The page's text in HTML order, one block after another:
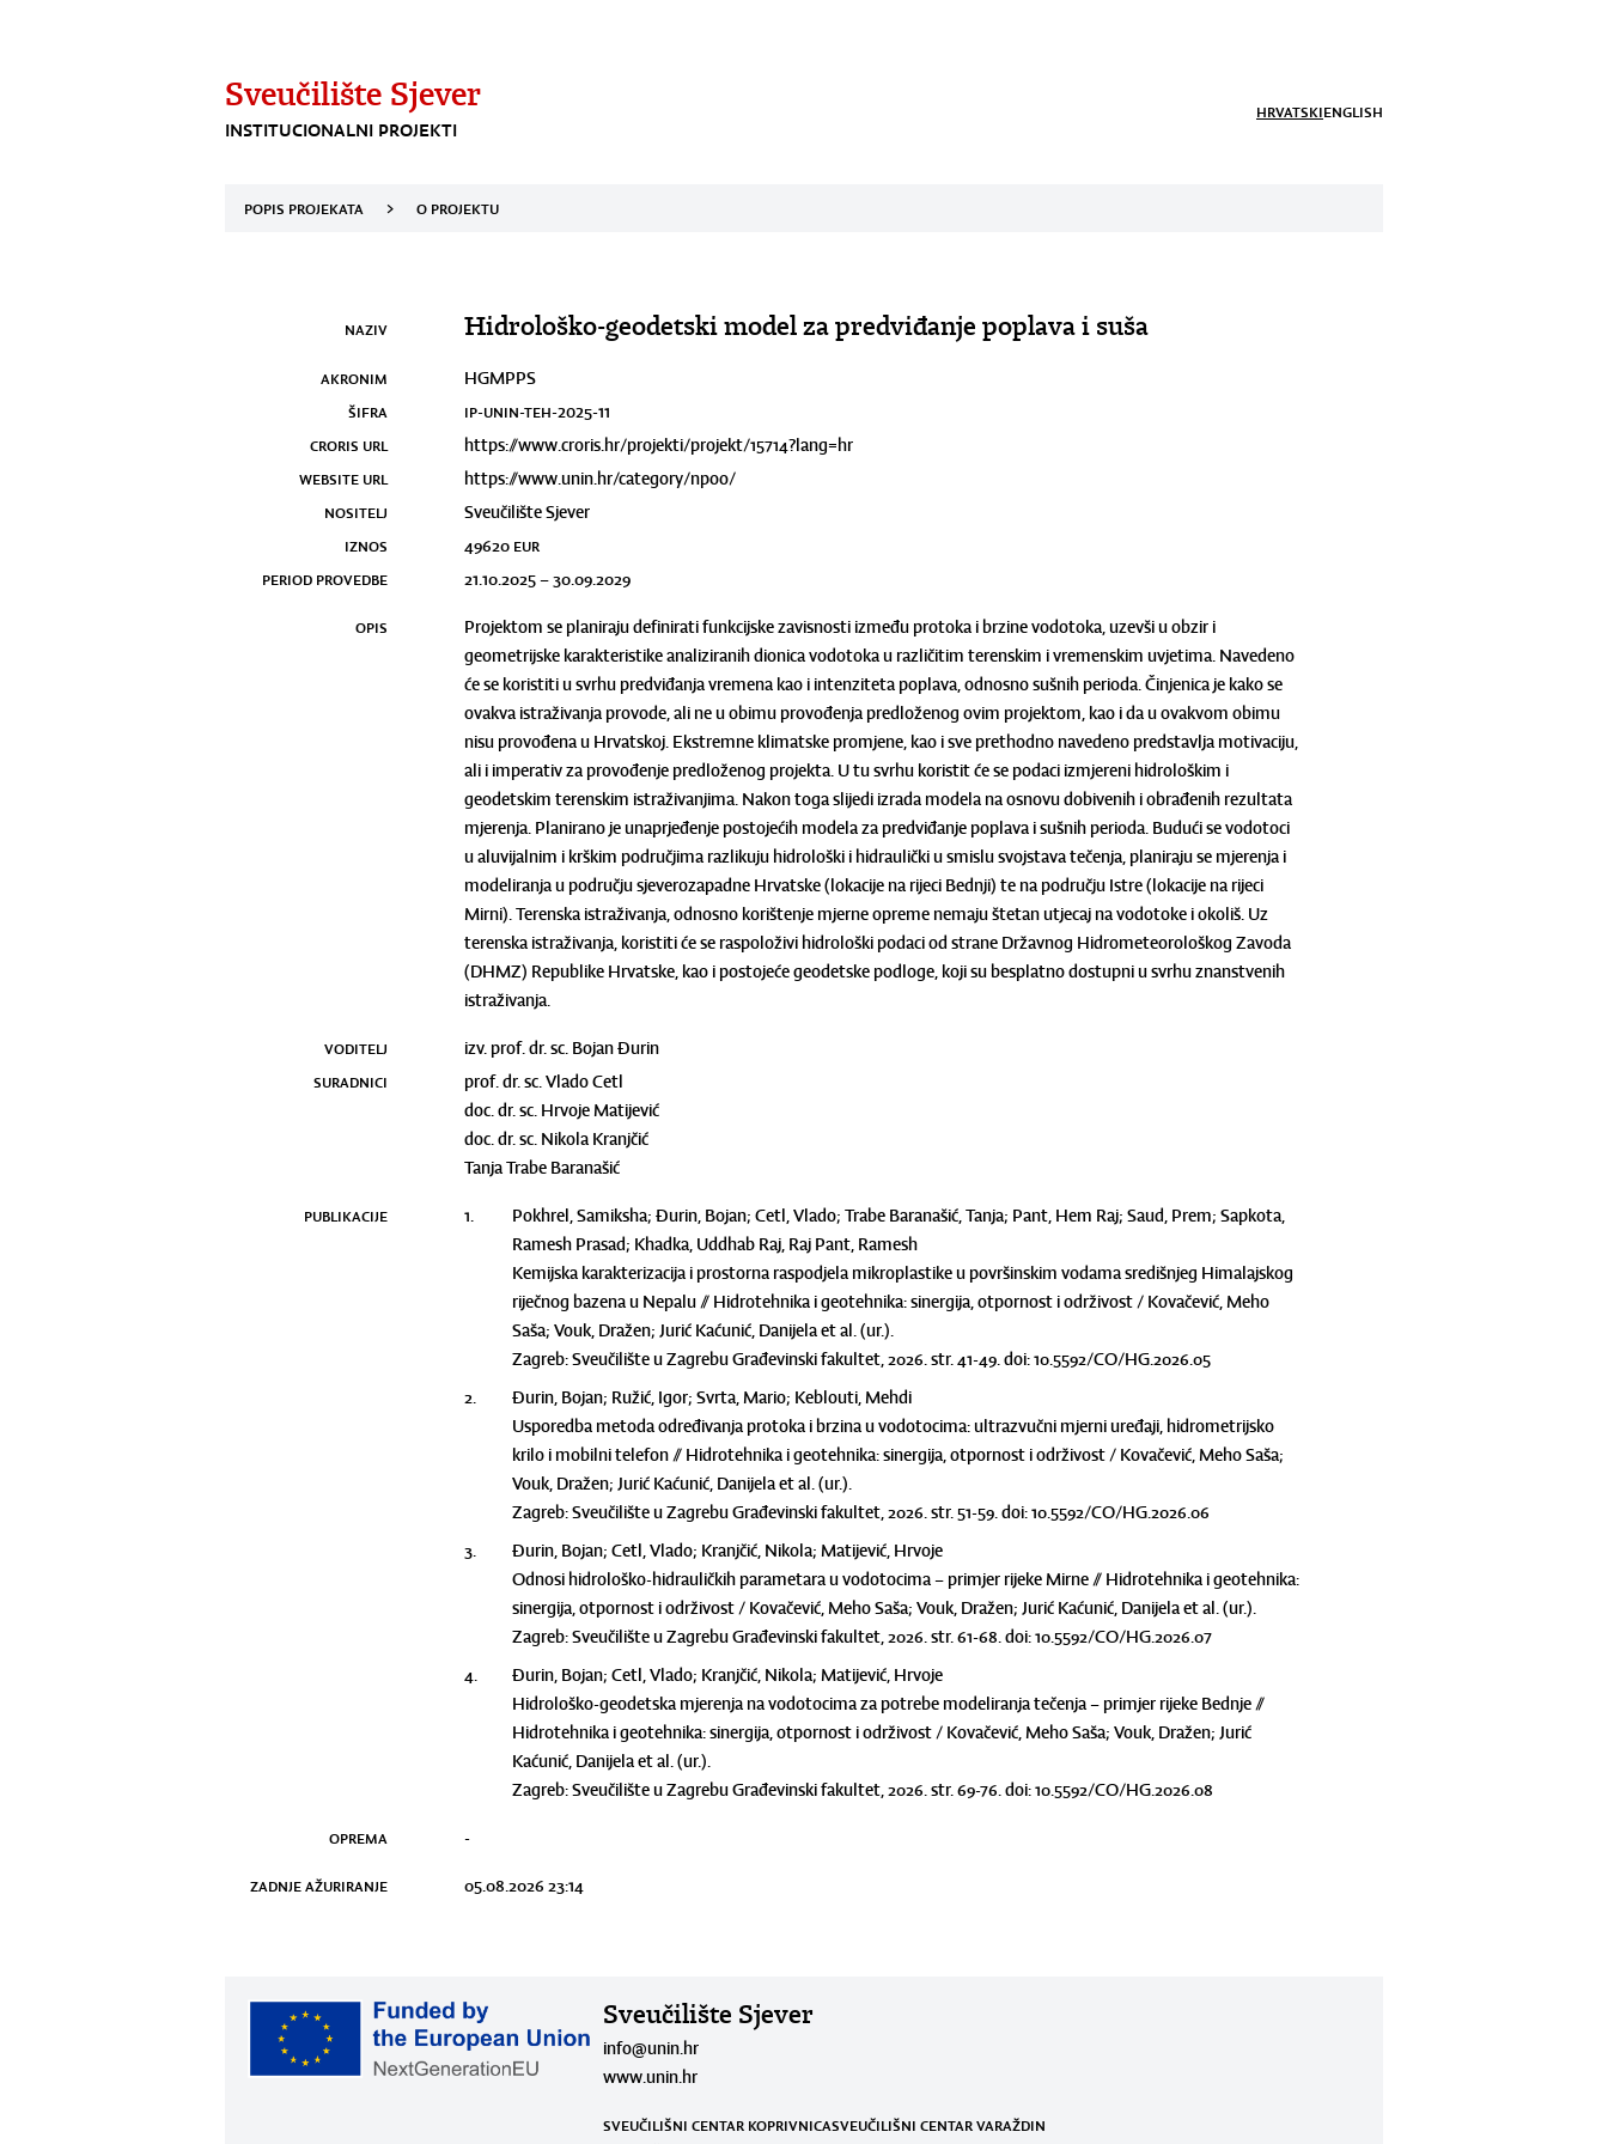
Sveučilište Sjever
INSTITUCIONALNI PROJEKTI
HRVATSKIENGLISH
POPIS PROJEKATA > O PROJEKTU
NAZIV Hidrološko-geodetski model za predviđanje poplava i suša
AKRONIM
HGMPPS
ŠIFRA
IP-UNIN-TEH-2025-11
CRORIS URL
https://www.croris.hr/projekti/projekt/15714?lang=hr
WEBSITE URL
https://www.unin.hr/category/npoo/
NOSITELJ
Sveučilište Sjever
IZNOS
49620 eur
PERIOD PROVEDBE
21.10.2025 – 30.09.2029
OPIS
Projektom se planiraju definirati funkcijske zavisnosti između protoka i brzine vodotoka, uzevši u obzir i
geometrijske karakteristike analiziranih dionica vodotoka u različitim terenskim i vremenskim uvjetima. Navedeno
će se koristiti u svrhu predviđanja vremena kao i intenziteta poplava, odnosno sušnih perioda. Činjenica je kako se
ovakva istraživanja provode, ali ne u obimu provođenja predloženog ovim projektom, kao i da u ovakvom obimu
nisu provođena u Hrvatskoj. Ekstremne klimatske promjene, kao i sve prethodno navedeno predstavlja motivaciju,
ali i imperativ za provođenje predloženog projekta. U tu svrhu koristit će se podaci izmjereni hidrološkim i
geodetskim terenskim istraživanjima. Nakon toga slijedi izrada modela na osnovu dobivenih i obrađenih rezultata
mjerenja. Planirano je unaprjeđenje postojećih modela za predviđanje poplava i sušnih perioda. Budući se vodotoci
u aluvijalnim i krškim područjima razlikuju hidrološki i hidraulički u smislu svojstava tečenja, planiraju se mjerenja i
modeliranja u području sjeverozapadne Hrvatske (lokacije na rijeci Bednji) te na području Istre (lokacije na rijeci
Mirni). Terenska istraživanja, odnosno korištenje mjerne opreme nemaju štetan utjecaj na vodotoke i okoliš. Uz
terenska istraživanja, koristiti će se raspoloživi hidrološki podaci od strane Državnog Hidrometeorološkog Zavoda
(DHMZ) Republike Hrvatske, kao i postojeće geodetske podloge, koji su besplatno dostupni u svrhu znanstvenih
istraživanja.
VODITELJ
izv. prof. dr. sc. Bojan Đurin
SURADNICI
prof. dr. sc. Vlado Cetl
doc. dr. sc. Hrvoje Matijević
doc. dr. sc. Nikola Kranjčić
Tanja Trabe Baranašić
PUBLIKACIJE 1.
Pokhrel, Samiksha; Đurin, Bojan; Cetl, Vlado; Trabe Baranašić, Tanja; Pant, Hem Raj; Saud, Prem; Sapkota,
Ramesh Prasad; Khadka, Uddhab Raj, Raj Pant, Ramesh
Kemijska karakterizacija i prostorna raspodjela mikroplastike u površinskim vodama središnjeg Himalajskog
riječnog bazena u Nepalu // Hidrotehnika i geotehnika: sinergija, otpornost i održivost / Kovačević, Meho
Saša; Vouk, Dražen; Jurić Kaćunić, Danijela et al. (ur.).
Zagreb: Sveučilište u Zagrebu Građevinski fakultet, 2026. str. 41-49. doi: 10.5592/CO/HG.2026.05
2.
Đurin, Bojan; Ružić, Igor; Svrta, Mario; Keblouti, Mehdi
Usporedba metoda određivanja protoka i brzina u vodotocima: ultrazvučni mjerni uređaji, hidrometrijsko
krilo i mobilni telefon // Hidrotehnika i geotehnika: sinergija, otpornost i održivost / Kovačević, Meho Saša;
Vouk, Dražen; Jurić Kaćunić, Danijela et al. (ur.).
Zagreb: Sveučilište u Zagrebu Građevinski fakultet, 2026. str. 51-59. doi: 10.5592/CO/HG.2026.06
3.
Đurin, Bojan; Cetl, Vlado; Kranjčić, Nikola; Matijević, Hrvoje
Odnosi hidrološko-hidrauličkih parametara u vodotocima – primjer rijeke Mirne // Hidrotehnika i geotehnika:
sinergija, otpornost i održivost / Kovačević, Meho Saša; Vouk, Dražen; Jurić Kaćunić, Danijela et al. (ur.).
Zagreb: Sveučilište u Zagrebu Građevinski fakultet, 2026. str. 61-68. doi: 10.5592/CO/HG.2026.07
4.
Đurin, Bojan; Cetl, Vlado; Kranjčić, Nikola; Matijević, Hrvoje
Hidrološko-geodetska mjerenja na vodotocima za potrebe modeliranja tečenja – primjer rijeke Bednje //
Hidrotehnika i geotehnika: sinergija, otpornost i održivost / Kovačević, Meho Saša; Vouk, Dražen; Jurić
Kaćunić, Danijela et al. (ur.).
Zagreb: Sveučilište u Zagrebu Građevinski fakultet, 2026. str. 69-76. doi: 10.5592/CO/HG.2026.08
OPREMA -
ZADNJE AŽURIRANJE 05.08.2026 23:14
Sveučilište Sjever
info@unin.hr
www.unin.hr
SVEUČILIŠNI CENTAR KOPRIVNICASVEUČILIŠNI CENTAR VARAŽDIN